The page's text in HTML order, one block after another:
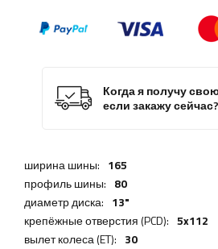
Когда я получу
если закажу сейчас?
ширина шины: 165
профиль шины: 80
диаметр диска: 13"
крепёжные отверстия (PCD): 5x112
вылет колеса (ET): 30